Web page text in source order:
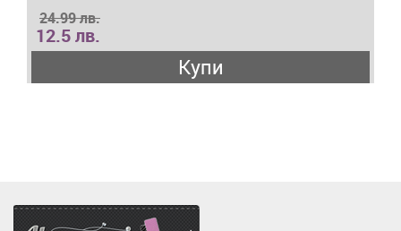
24.99 лв.
12.5 лв.
Купи